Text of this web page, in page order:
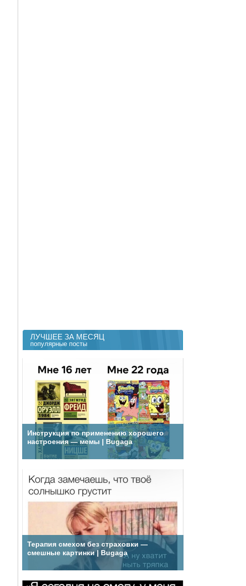
ЛУЧШЕЕ ЗА МЕСЯЦ
популярные посты
Инструкция по применению хорошего
настроения — мемы | Bugaga
Терапия смехом без страховки —
смешные картинки | Bugaga